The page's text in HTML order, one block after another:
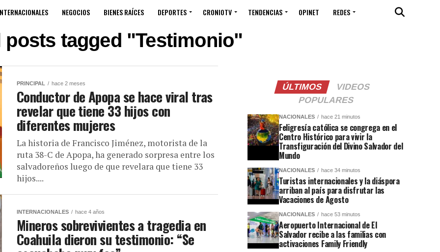
NEGOCIOS BIENES RAÍCES DEPORTES CRONIOTV TENDENCIAS OPINET REDES
posts tagged "Testimonio"
PRINCIPAL hace 2 meses
Conductor de Apopa se hace viral tras
revelar que tiene 33 hijos con
diferentes mujeres
La historia de Francisco Jiménez, motorista de la
ruta 38-C de Apopa, ha generado sorpresa entre los
salvadoreños luego de que revelara que tiene 33
hijos....
INTERNACIONALES hace 4 años
Mineros sobrevivientes a tragedia en
Coahuila dieron su testimonio: “Se
ÚLTIMOS
VIDEOS
POPULARES
NACIONALES hace 21 minutos
Feligresía católica se congrega en el
Centro Histórico para vivir la
Transfiguración del Divino Salvador del
Mundo
NACIONALES hace 34 minutos
Turistas internacionales y la diáspora
arriban al país para disfrutar las
Vacaciones de Agosto
NACIONALES hace 53 minutos
Aeropuerto Internacional de El
Salvador recibe a las familias con
activaciones Family Friendly